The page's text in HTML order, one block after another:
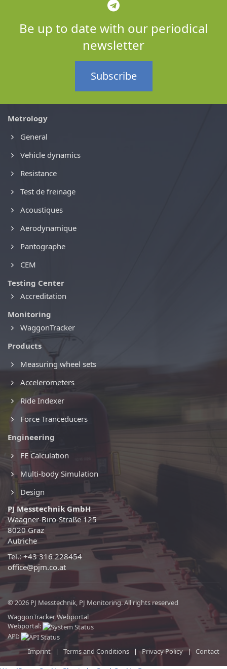
Be up to date with our periodical
newsletter
Subscribe
Metrology
General
Vehicle dynamics
Resistance
Test de freinage
Acoustiques
Aerodynamique
Pantographe
CEM
Testing Center
Accreditation
Monitoring
WaggonTracker
Products
Measuring wheel sets
Accelerometers
Ride Indexer
Force Tranceducers
Engineering
FE Calculation
Multi-body Simulation
Design
PJ Messtechnik GmbH
Waagner-Biro-Straße 125
8020 Graz
Autriche
Tel.: +43 316 228454
office@pjm.co.at
© 2026 PJ Messtechnik, PJ Monitoring. All rights reserved
WaggonTracker Webportal
Webportal:
API:
Imprint| Terms and Conditions |Privacy Policy| Contact